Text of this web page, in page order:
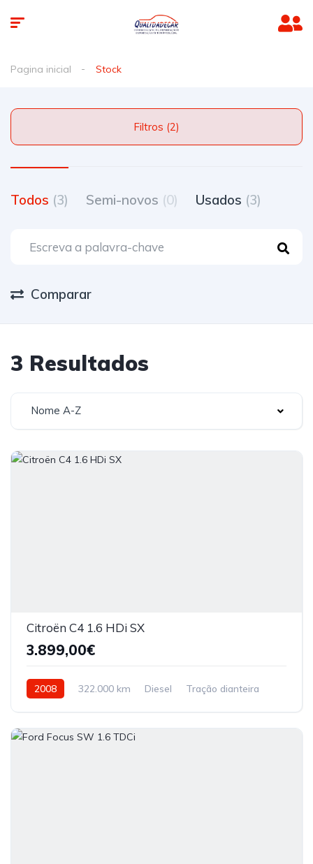
Pagina inicial Stock
Filtros (2)
Todos (3) Semi-novos (0) Usados (3)
Comparar
3 Resultados
Nome A-Z
Citroën C4 1.6 HDi SX
3.899,00€
2008 322.000 km Diesel Tração dianteira